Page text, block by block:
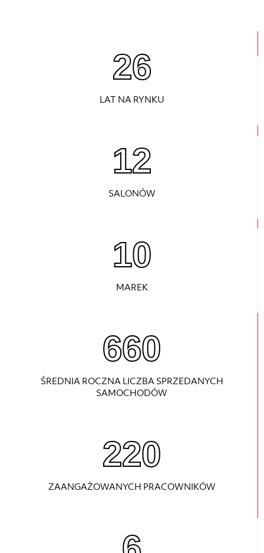
26
LAT NA RYNKU
12
SALONÓW
10
MAREK
880
ŚREDNIA ROCZNA LICZBA SPRZEDANYCH
SAMOCHODÓW
220
ZAANGAŻOWANYCH PRACOWNIKÓW